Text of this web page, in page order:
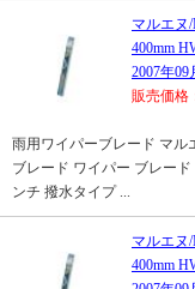
マルエヌ
400mm
2007年09
販売価格
雨用ワイパーブレード マル
ブレード ワイパー ブレー
ンチ 撥水タイプ ...
マルエヌ
400mm